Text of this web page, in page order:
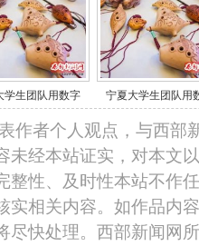
学生团队用数字 宁夏大学生团队用
作者个人观点，与西部
未经本站证实，对本文
整性、及时性本站不作
实相关内容。如作品内
尽快处理。西部新闻网